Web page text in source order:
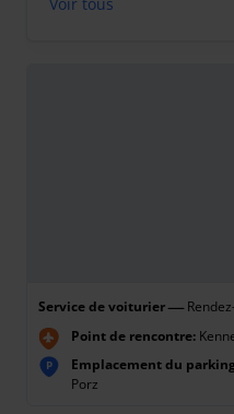
Service de voiturier—
Point de rencontre:
P Emplacement du
Porz